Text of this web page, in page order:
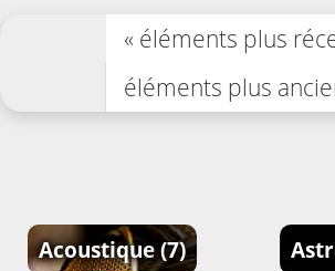
éléments plus
éléments plus
Acoustique(7)